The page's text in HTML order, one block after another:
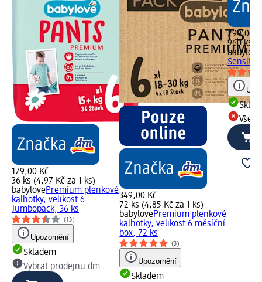
179,00 Kč
36 ks (4,97 Kč za 1 ks)
babylovePremium plenkové
kalhotky, velikost 6
Jumbopack, 36 ks
(13)
Upozornění
Skladem
Vybrat prodejnu dm
349,00 Kč
72 ks (4,85 Kč za 1 ks)
babylovePremium plenkové
kalhotky, velikost 6 měsíční
box, 72 ks
(3)
Upozornění
Skladem
299,00
960 ks
babylove